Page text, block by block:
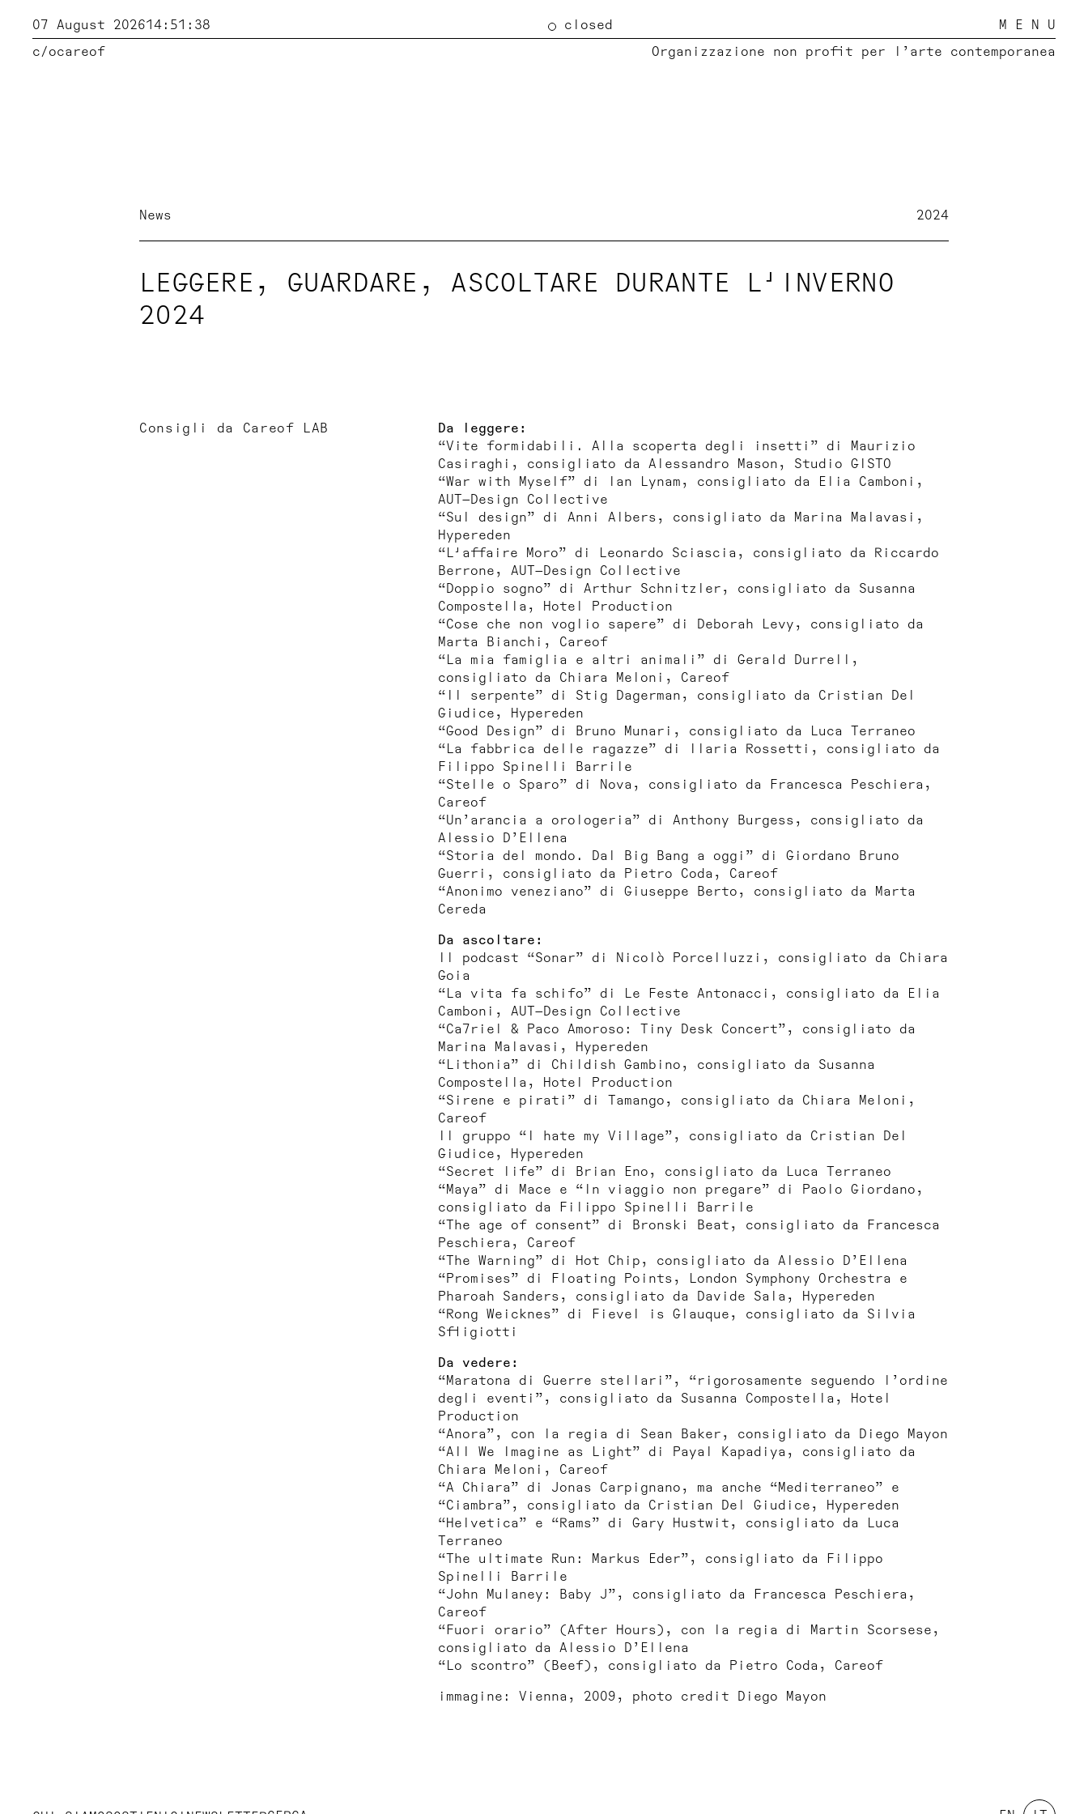
07 August 202614:51:39 closed M E N U
c/ocareof Organizzazione non profit per l’arte contemporanea
News 2024
LEGGERE, GUARDARE, ASCOLTARE DURANTE L'INVERNO
2024
Consigli da Careof LAB
Da leggere:
“Vite formidabili. Alla scoperta degli insetti” di Maurizio
Casiraghi, consigliato da Alessandro Mason, Studio GISTO
“War with Myself” di Ian Lynam, consigliato da Elia Camboni,
AUT—Design Collective
“Sul design” di Anni Albers, consigliato da Marina Malavasi,
Hypereden
“L'affaire Moro” di Leonardo Sciascia, consigliato da Riccardo
Berrone, AUT—Design Collective
“Doppio sogno” di Arthur Schnitzler, consigliato da Susanna
Compostella, Hotel Production
“Cose che non voglio sapere” di Deborah Levy, consigliato da
Marta Bianchi, Careof
“La mia famiglia e altri animali” di Gerald Durrell,
consigliato da Chiara Meloni, Careof
“Il serpente” di Stig Dagerman, consigliato da Cristian Del
Giudice, Hypereden
“Good Design” di Bruno Munari, consigliato da Luca Terraneo
“La fabbrica delle ragazze” di Ilaria Rossetti, consigliato da
Filippo Spinelli Barrile
“Stelle o Sparo” di Nova, consigliato da Francesca Peschiera,
Careof
“Un’arancia a orologeria” di Anthony Burgess, consigliato da
Alessio D’Ellena
“Storia del mondo. Dal Big Bang a oggi” di Giordano Bruno
Guerri, consigliato da Pietro Coda, Careof
“Anonimo veneziano” di Giuseppe Berto, consigliato da Marta
Cereda
Da ascoltare:
Il podcast “Sonar” di Nicolò Porcelluzzi, consigliato da Chiara
Goia
“La vita fa schifo” di Le Feste Antonacci, consigliato da Elia
Camboni, AUT—Design Collective
“Ca7riel & Paco Amoroso: Tiny Desk Concert”, consigliato da
Marina Malavasi, Hypereden
“Lithonia” di Childish Gambino, consigliato da Susanna
Compostella, Hotel Production
“Sirene e pirati” di Tamango, consigliato da Chiara Meloni,
Careof
Il gruppo “I hate my Village”, consigliato da Cristian Del
Giudice, Hypereden
“Secret life” di Brian Eno, consigliato da Luca Terraneo
“Maya” di Mace e “In viaggio non pregare” di Paolo Giordano,
consigliato da Filippo Spinelli Barrile
“The age of consent” di Bronski Beat, consigliato da Francesca
Peschiera, Careof
“The Warning” di Hot Chip, consigliato da Alessio D’Ellena
“Promises” di Floating Points, London Symphony Orchestra e
Pharoah Sanders, consigliato da Davide Sala, Hypereden
“Rong Weicknes” di Fievel is Glauque, consigliato da Silvia
Sfligiotti
Da vedere:
“Maratona di Guerre stellari”, “rigorosamente seguendo l’ordine
degli eventi”, consigliato da Susanna Compostella, Hotel
Production
“Anora”, con la regia di Sean Baker, consigliato da Diego Mayon
“All We Imagine as Light” di Payal Kapadiya, consigliato da
Chiara Meloni, Careof
“A Chiara” di Jonas Carpignano, ma anche “Mediterraneo” e
“Ciambra”, consigliato da Cristian Del Giudice, Hypereden
“Helvetica” e “Rams” di Gary Hustwit, consigliato da Luca
Terraneo
“The ultimate Run: Markus Eder”, consigliato da Filippo
Spinelli Barrile
“John Mulaney: Baby J”, consigliato da Francesca Peschiera,
Careof
“Fuori orario” (After Hours), con la regia di Martin Scorsese,
consigliato da Alessio D’Ellena
“Lo scontro” (Beef), consigliato da Pietro Coda, Careof
immagine: Vienna, 2009, photo credit Diego Mayon